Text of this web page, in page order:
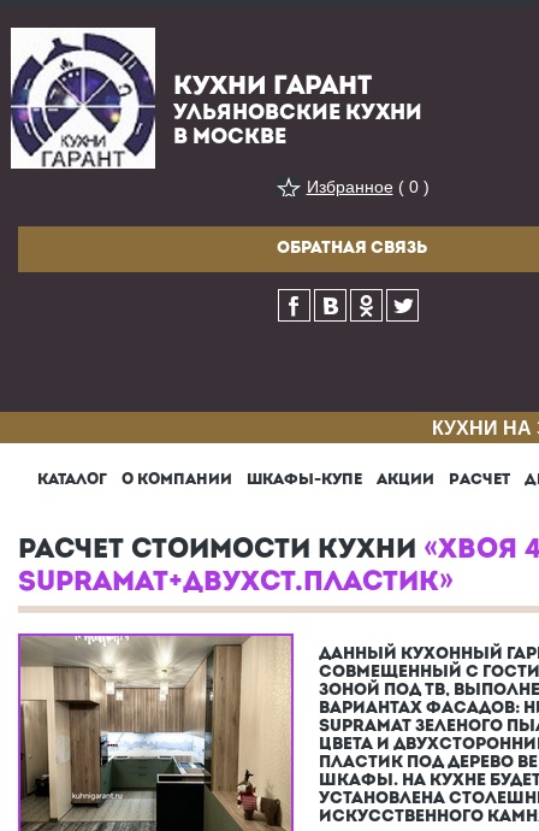
КУХНИ ГАРАНТ
УЛЬЯНОВСКИЕ КУХНИ
В МОСКВЕ
Избранное( 0 )
ОБРАТНАЯ СВЯЗЬ
КУХНИ
КАТАЛОГ О КОМПАНИИ ШКАФЫ-КУПЕ АКЦИИ РАСЧЕТ
РАСЧЕТ СТОИМОСТИ КУХНИ «ХВОЯ
SUPRAMAT+ДВУХСТ.ПЛАСТИК»
ДАННЫЙ КУХОННЫЙ
СОВМЕЩЕННЫЙ С
ЗОНОЙ ПОД ТВ,
ВАРИАНТАХ ФАСАДОВ:
SUPRAMAT ЗЕЛЕНОГО
ЦВЕТА И
ПЛАСТИК ПОД ДЕРЕВО
ШКАФЫ. НА КУХНЕ
УСТАНОВЛЕНА
ИСКУССТВЕННОГО